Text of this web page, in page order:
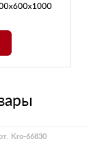
Kro-66830